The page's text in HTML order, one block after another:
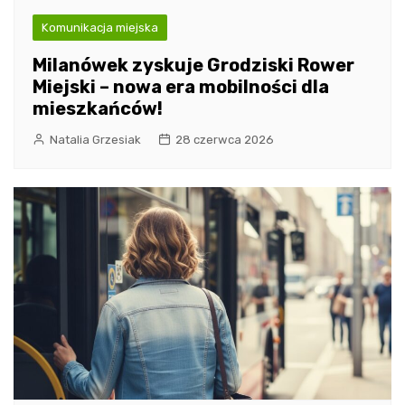
Komunikacja miejska
Milanówek zyskuje Grodziski Rower
Miejski – nowa era mobilności dla
mieszkańców!
Natalia Grzesiak 28 czerwca 2026